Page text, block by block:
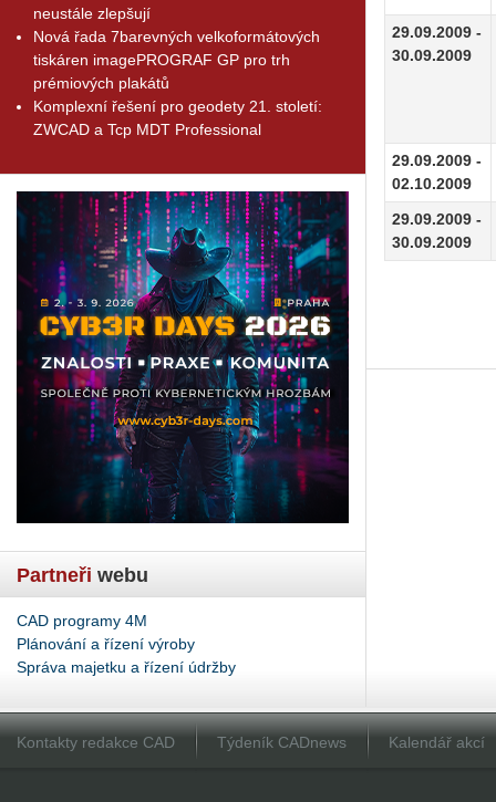
neustále zlepšují
Nová řada 7barevných velkoformátových
tiskáren imagePROGRAF GP pro trh
prémiových plakátů
Komplexní řešení pro geodety 21. století:
ZWCAD a Tcp MDT Professional
Partneři webu
CAD programy 4M
Plánování a řízení výroby
Správa majetku a řízení údržby
29.09.2009 -
30.09.2009
29.09.2009 -
02.10.2009
29.09.2009 -
30.09.2009
Kontakty redakce CAD Týdeník CADnews Kalendář akcí